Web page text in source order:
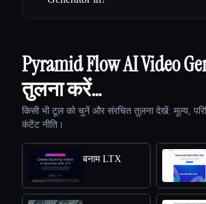
Pyramid Flow AI Video
तुलना करें…
किसी भी टूल को चुनें और संरचित तुलना देखें: मूल्य,
कंटेंट नीति।
बनाम LTX